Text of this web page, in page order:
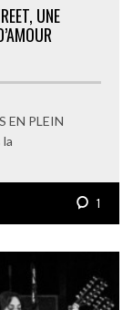
UNE
EN PLEIN
1